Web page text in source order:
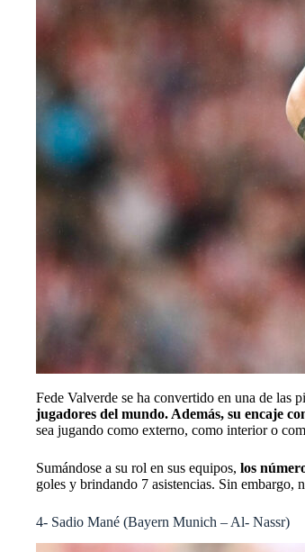
Fede Valverde se ha convertido en una de las
jugadores del mundo. Además, su encaje
sea jugando como externo, como interior o
Sumándose a su rol en sus equipos, los
goles y brindando 7 asistencias. Sin embargo,
4- Sadio Mané (Bayern Munich – Al- Nassr)